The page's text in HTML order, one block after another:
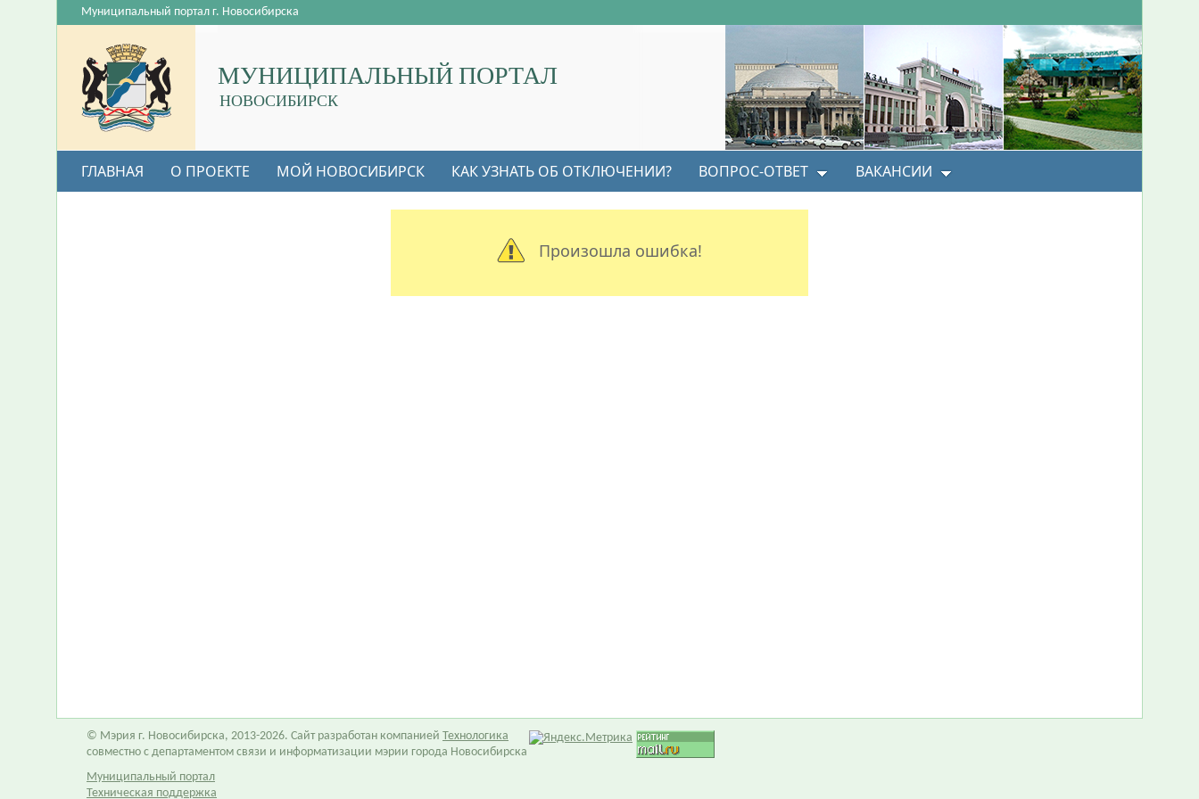
МУНИЦИПАЛЬНЫЙ ПОРТАЛ
НОВОСИБИРСК
Муниципальный портал г. Новосибирска
ГЛАВНАЯ О ПРОЕКТЕ МОЙ НОВОСИБИРСК КАК УЗНАТЬ ОБ ОТКЛЮЧЕНИИ? ВОПРОС-ОТВЕТ ВАКАНСИИ
Произошла ошибка!
© Мэрия г. Новосибирска, 2013-2026. Сайт разработан компанией Технологика
совместно с департаментом связи и информатизации мэрии города Новосибирска
Муниципальный портал
Техническая поддержка